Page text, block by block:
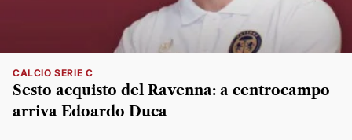
CALCIO SERIE C
Sesto acquisto del Ravenna: a centrocampo
arriva Edoardo Duca